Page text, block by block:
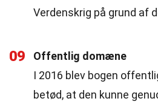
Verdenskrig på grund af
09
Offentlig domæne
I 2016 blev bogen
betød, at den kunne